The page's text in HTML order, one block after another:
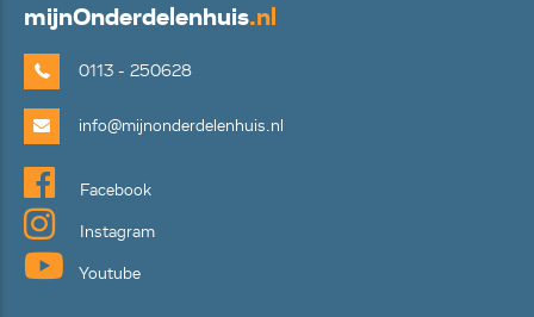
mijnOnderdelenhuis.nl
0113 - 250628
info@mijnonderdelenhuis.nl
Facebook
Instagram
Youtube